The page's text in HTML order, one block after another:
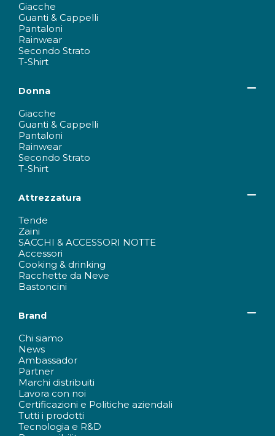
Giacche
Guanti & Cappelli
Pantaloni
Rainwear
Secondo Strato
T-Shirt
Donna
Giacche
Guanti & Cappelli
Pantaloni
Rainwear
Secondo Strato
T-Shirt
Attrezzatura
Tende
Zaini
SACCHI & ACCESSORI NOTTE
Accessori
Cooking & drinking
Racchette da Neve
Bastoncini
Brand
Chi siamo
News
Ambassador
Partner
Marchi distribuiti
Lavora con noi
Certificazioni e Politiche aziendali
Tutti i prodotti
Tecnologia e R&D